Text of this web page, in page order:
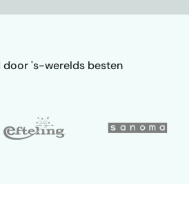
door 's-werelds besten